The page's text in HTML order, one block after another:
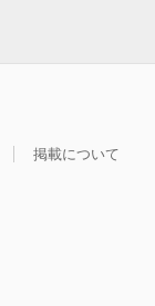
掲載について